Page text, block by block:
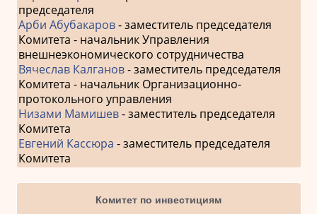
председателя
Арби Абубакаров- заместитель председателя
Комитета - начальник Управления
внешнеэкономического сотрудничества
Вячеслав Калганов- заместитель председателя
Комитета - начальник Организационно-
протокольного управления
Низами Мамишев- заместитель председателя
Комитета
Евгений Кассюра - заместитель председателя
Комитета
Комитет по инвестициям